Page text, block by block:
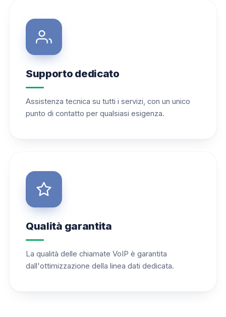
Supporto dedicato
Assistenza tecnica su tutti i servizi, con un unico
punto di contatto per qualsiasi esigenza.
Qualità garantita
La qualità delle chiamate VoIP è garantita
dall'ottimizzazione della linea dati dedicata.